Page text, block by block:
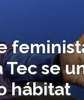
se
hábitat